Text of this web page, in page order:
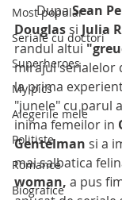
Most popular
Seriale cu doctori
Superheroes
My pics
Alegerile mele
Politiste
Romance
Biografice
       Dupa
Sean
Douglas si Julia
randul altui
mirajul serialelor
la prima
"junele" cu parul
inima femeilor in
Gentelman si a
mai salbatica
woman, a pus